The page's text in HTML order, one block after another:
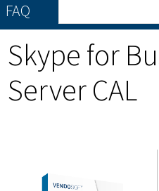
FAQ
Skype for
Server CAL